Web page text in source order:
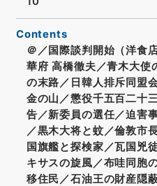
Contents
＠／国際談判開始（洋食
華府 高橋徹夫／青木大使
の末路／日韓人排斥同盟
金の山／懲役千五百二十
告／新委員の選任／迫害
／黒木大将と蚊／倫敦市
国旗艦と探検家／瓦国兇
キサスの旋風／布哇同胞
移住民／石油王の財産隠